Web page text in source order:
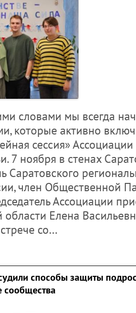
словами мы всегда
которые активно
сессия»
7 ноября в стенах
Саратовского
член Общественной
Ассоциации
области Елена
со…
способы защиты
сообщества